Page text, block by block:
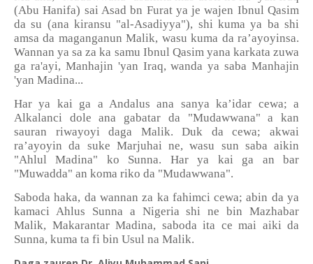
(Abu Hanifa) sai Asad bn Furat ya je wajen Ibnul Qasim
da su (ana kiransu "al-Asadiyya"), shi kuma ya ba shi
amsa da maganganun Malik, wasu kuma da ra’ayoyinsa.
Wannan ya sa za ka samu Ibnul Qasim yana karkata zuwa
ga ra'ayi, Manhajin 'yan Iraq, wanda ya saba Manhajin
'yan Madina...
Har ya kai ga a Andalus ana sanya ka’idar cewa; a
Alkalanci dole ana gabatar da "Mudawwana" a kan
sauran riwayoyi daga Malik. Duk da cewa; akwai
ra’ayoyin da suke Marjuhai ne, wasu sun saba aikin
"Ahlul Madina" ko Sunna. Har ya kai ga an bar
"Muwadda" an koma riko da "Mudawwana".
Saboda haka, da wannan za ka fahimci cewa; abin da ya
kamaci Ahlus Sunna a Nigeria shi ne bin Mazhabar
Malik, Makarantar Madina, saboda ita ce mai aiki da
Sunna, kuma ta fi bin Usul na Malik.